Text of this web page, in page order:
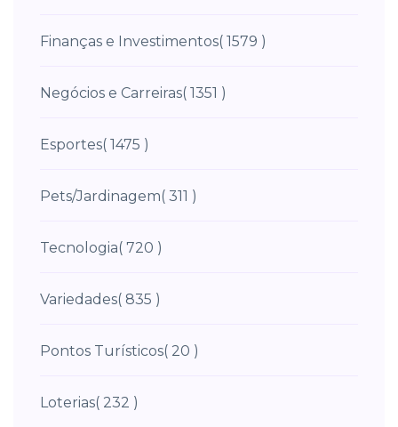
Finanças e Investimentos( 1579 )
Negócios e Carreiras( 1351 )
Esportes( 1475 )
Pets/Jardinagem( 311 )
Tecnologia( 720 )
Variedades( 835 )
Pontos Turísticos( 20 )
Loterias( 232 )